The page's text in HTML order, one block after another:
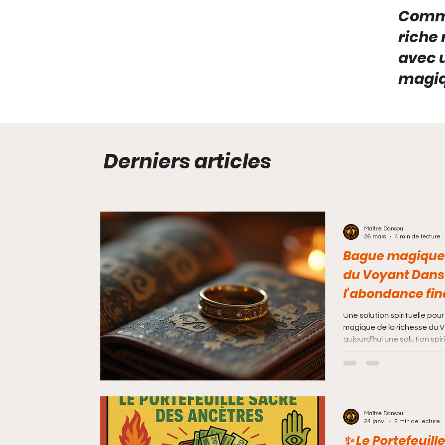
riche
avec
Derniers articles
Bague
du Voyant
l’abondance
Une solution spirituelle
magique de la richesse du Voyant
aujourd’hui une solution
les personnes qui
financière. En effet,
spirituelle agit comme un
Maître Dansou
26 mars
4 min de lecture
✨ Le
Maître Dansou
24 janv.
2 min de lecture